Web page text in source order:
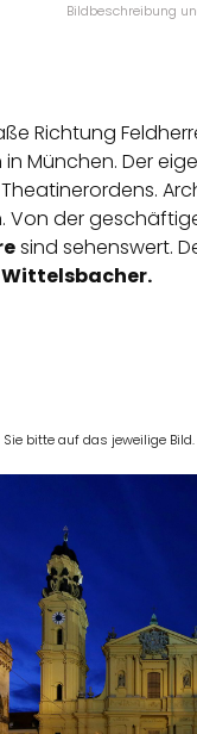
Bildbeschreibung
Richtung
München. Der
Von der
sind sehenswert.
bitte auf das jeweilige Bild.